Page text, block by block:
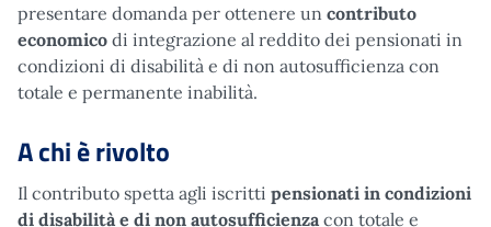
presentare domanda per ottenere un contributo
economico di integrazione al reddito dei pensionati in
condizioni di disabilità e di non autosufficienza con
totale e permanente inabilità.
A chi è rivolto
Il contributo spetta agli iscritti pensionati in condizioni
di disabilità e di non autosufficienza con totale e